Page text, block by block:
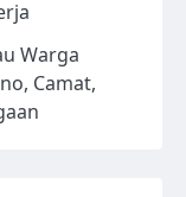
Warga
Camat,